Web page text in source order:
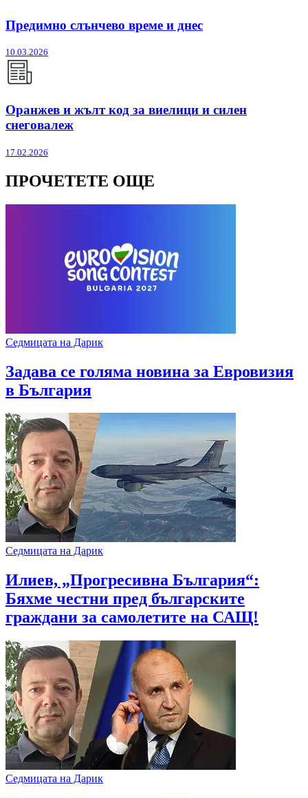
Предимно слънчево време и днес
10.03.2026
Оранжев и жълт код за виелици и силен
снеговалеж
17.02.2026
ПРОЧЕТЕТЕ ОЩЕ
Седмицата на Дарик
Задава се голяма новина за Евровизия
в България
Седмицата на Дарик
Илиев, „Прогресивна България“:
Бяхме честни пред българските
граждани за самолетите на САЩ!
Седмицата на Дарик